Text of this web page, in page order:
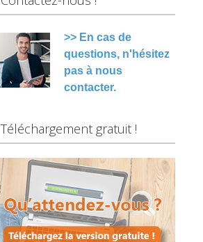
>> En cas de
questions, n'hésitez
pas à nous
contacter.
Téléchargement gratuit !